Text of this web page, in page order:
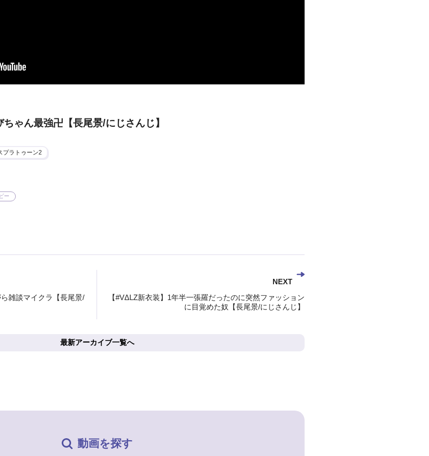
ちゃん最強卍【長尾景/にじさんじ】
プラトゥーン2
ー
雑談マイクラ【長尾景/
NEXT
【#VΔLZ新衣装】1年半一張羅だったのに突然ファッション
に目覚めた奴【長尾景/にじさんじ】
最新アーカイブ一覧へ
動画を探す